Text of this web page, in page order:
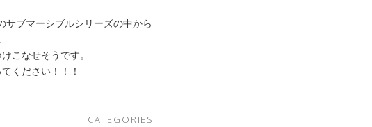
ブマーシブルシリーズの中から
こなせそうです。
ください！！！
CATEGORIES